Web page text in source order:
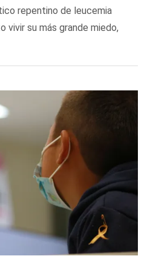
repentino de leucemia
vivir su más grande miedo,